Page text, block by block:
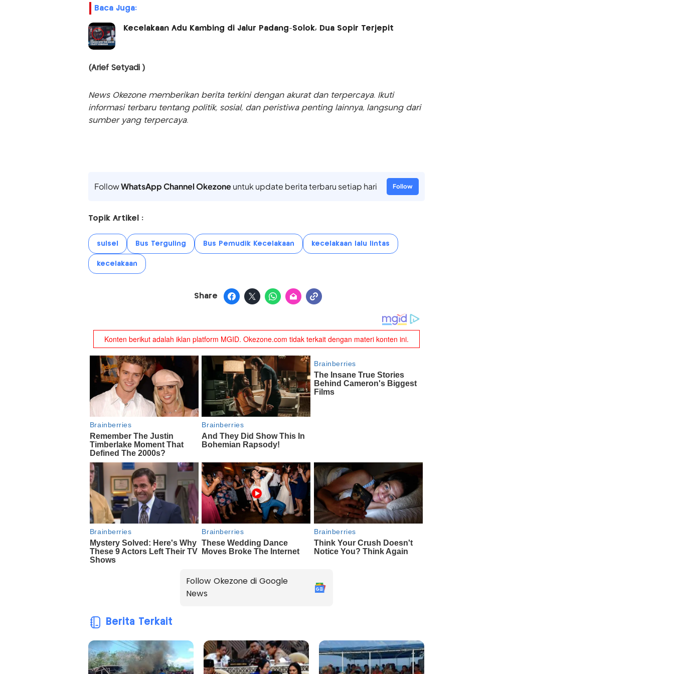
Baca Juga:
Kecelakaan Adu Kambing di Jalur Padang-Solok, Dua Sopir Terjepit
(Arief Setyadi )
News Okezone memberikan berita terkini dengan akurat dan terpercaya. Ikuti
informasi terbaru tentang politik, sosial, dan peristiwa penting lainnya, langsung dari
sumber yang terpercaya.
FollowWhatsApp Channel Okezoneuntuk update berita terbaru setiap hari Follow
Topik Artikel :
sulsel Bus Terguling Bus Pemudik Kecelakaan kecelakaan lalu lintas
kecelakaan
Share
Follow Okezone di Google
News
Berita Terkait